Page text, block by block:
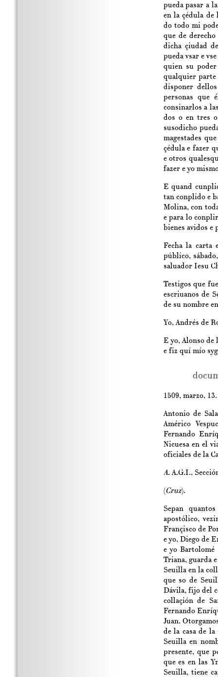
pueda pasar a
en la çédula de
do todo mi
que de
dicha çiudad
pueda vsar e
quien su poder
qualquier parte
disponer
personas que
consinarlos a
dos o en tres
susodicho
magestades
çédula e fazer
e otros
fazer e yo
E quand
tan conplido e
Molina, con
e para lo
bienes avidos e
Fecha la carta
público,
saluador Iesu
Testigos que
escriuanos de
de su nombre
Yo, Andrés de
E yo, Alonso
e fiz quí mío
1509, marzo,
Antonio de
Américo
Fernando
Nicuesa en el
oficiales de la
A.A.G.I.,
(Cruz).
Sepan
apostólico,
Françisco de
e yo, Diego de
e yo Bartolomé
Triana, guarda
Seuilla en la
que so de
Dávila, fijo del
collaçión de
Fernando
Juan.
de la casa de
Seuilla en
presente, que
que es en las
Seuilla, tiene